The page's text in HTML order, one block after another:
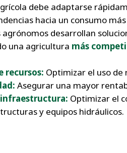
debe adaptarse
hacia un consumo
agrónomos desarrollan
una agricultura más
recursos: Optimizar el uso de
Asegurar una mayor
infraestructura: Optimizar el
y equipos hidráulicos.